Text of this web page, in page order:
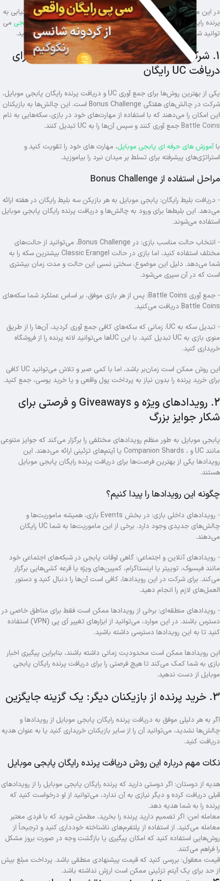
در این مقاله از رنگوگیم، قدم‌به‌قدم شما را با آسان‌ترین روش‌ها برای دستیابی به
پرنده رایگان در پابجی آشنا می‌کنیم و نشان می‌دهیم چگونه بایوسی پابجی می
توانید شانس خود را برای دسترسی سریعتر به این آیتم خاص افزایش دهید.
1. شرکت در Bonus Challenge‌ ها و فرصتی برای
دریافت UC رایگان
یکی از بهترین روش‌ها برای جمع‌ آوری UC و دریافت پرنده رایگان پابجی موبایل،
شرکت در چالش‌های هفتگی Bonus Challenge است. این چالش‌ها به بازیکنان
این امکان را می‌دهند که با استفاده از مهارت‌های خود در بازی، سکه‌هایی به نام
Battle Coinsجمع‌ آوری کنند و سپس آن‌ها را به UC تبدیل کنند.
باآموزش های حرفه ای پابجی موبایل، مهارت های خود را تقویت کنید و
استراتژی‌های پیشرفته برای تسلط بر میدان نبرد را بیاموزید.
مراحل استفاده از Bonus Challenge
- دریافت بلیط رایگان: پابجی موبایل به هر بازیکن سه بلیط رایگان در هفته ارائه
می‌دهد. این بلیط‌ها برای ورود به چالش‌ها و دریافت پرنده رایگان پابجی موبایل
استفاده می‌شوند.
- انتخاب حالت مناسب بازی: در Bonus Challenge، می‌توانید از حالت‌های
مختلف استفاده کنید، اما بازی در حالت Classic Erangel بیشترین سکه را به
شما می‌دهد. دلیل این موضوع، سختی نسبی این حالت و مدت زمان بیشتری
است که در آن سپری می‌شود.
- جمع‌ آوری Battle Coins: پس از هر بازی موفق، بر اساس عملکرد شما سکه‌های
Battle Coins دریافت می‌کنید.
- تبدیل سکه به UC: زمانی که سکه‌های کافی جمع‌ آوری کردید، آن‌ها را از طریق
منوی بازی به UC تبدیل کنید. با این UC‌ها می‌توانید لانه پرنده را از فروشگاه
خریداری کنید.
این روش ممکن است زمان‌بر باشد، اما با کمی صبر و تلاش می‌توانید UC کافی
برای خرید پرنده را بدون نیاز به پرداخت پول واقعی و یا خرید یوسی، جمع کنید.
2. رویدادهای ویژه و Giveaways و فرصتی برای
شکار جوایز بزرگ
پابجی موبایل به طور منظم رویدادهای مختلفی را برگزار می‌کند که جوایز متنوعی
مانند UC و ، Companion Shards یا آیتم‌های تزئینی ارائه می‌دهند. این
رویدادها یکی از بهترین فرصت‌ها برای دریافت پرنده رایگان پابجی موبایل
هستند.
چگونه این رویدادها را پیدا کنیم؟
- رویدادهای داخلی بازی: در بخش Events بازی، همیشه ماموریت‌ها و
چالش‌های جدیدی وجود دارد. برخی از این ماموریت‌ها به شما UC رایگان
می‌دهند.
- رویدادهای آنلاین و اجتماعی: گاهی اوقات پابجی در شبکه‌های اجتماعی خود
مانند فیسبوک، توییتر یا اینستاگرام، کمپین‌های ویژه یا قرعه‌ کشی‌هایی برگزار
می‌کند. برای شرکت در این رویدادها، کافی است آن‌ها را دنبال کنید و دستور
العمل‌های لازم را انجام دهید.
- رویدادهای منطقه‌ای: برخی از رویدادها ممکن است فقط برای مناطق خاصی در
دسترس باشند. در این موارد، می‌توانید از ابزارهای تغییر آی‌ پی (VPN) استفاده
کنید تا به این رویدادها دسترسی داشته باشید.
این رویدادها ممکن است محدودیت زمانی داشته باشند، بنابراین پیگیری اخبار
بازی به شما کمک می‌کند تا هیچ فرصتی را برای دریافت پرنده رایگان پابجی
موبایل از دست ندهید.
3. خرید پرنده از بازیکنان دیگر: یک گزینه جایگزین
اگر به هر دلیلی موفق به دریافت پرنده رایگان پابجی موبایل از رویدادها و
چالش‌ها نشدید، می‌توانید آن را از سایر بازیکنان خریداری کنید یا به عنوان هدیه
دریافت کنید.
نکات مهم درباره این روش دریافت پرنده رایگان پابجی موبایل
هدیه از دوستان: اگر دوستی دارید که پرنده رایگان پابجی موبایل را از رویدادهای
قبلی دریافت کرده و دیگر نیازی به آن ندارد، می‌توانید از او درخواست کنید که
پرنده را به شما هدیه دهد.
معامله امن: اگر تصمیم دارید پرنده را بخرید، مطمئن شوید که با فردی معتبر
معامله می‌کنید. از استفاده از پلتفرم‌های ناشناخته خودداری کنید و ترجیحاً از
روش‌هایی استفاده کنید که امکان پیگیری یا بازگشت وجه در صورت بروز مشکل
را فراهم می‌کنند.
قیمت معقول: بررسی کنید که قیمت پیشنهادی منطقی باشد. پرداخت مبلغ بیش
از حد برای یک آیتم تزئینی ممکن است ارزش نداشته باشد.